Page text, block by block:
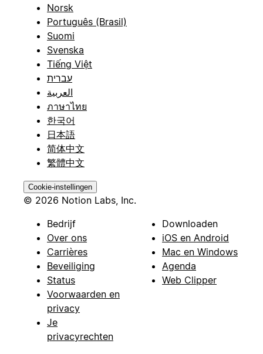
Norsk
Português (Brasil)
Suomi
Svenska
Tiếng Việt
עברית
العربية
ภาษาไทย
한국어
日本語
简体中文
繁體中文
Cookie-instellingen
© 2026 Notion Labs, Inc.
Bedrijf
Over ons
Carrières
Beveiliging
Status
Voorwaarden en
privacy
Je
privacyrechten
Downloaden
iOS en Android
Mac en Windows
Agenda
Web Clipper